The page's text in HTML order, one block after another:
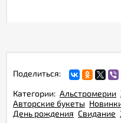
Поделиться:
Категории: Альстромерии
Авторские букеты
День рождения Свидание